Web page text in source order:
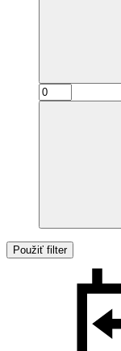
Použiť filter